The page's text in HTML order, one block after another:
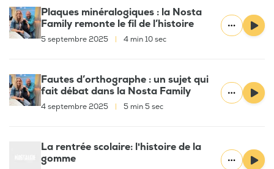
Plaques minéralogiques : la Nosta
Family remonte le fil de l’histoire
5 septembre 2025 4 min 10 sec
Fautes d’orthographe : un sujet qui
fait débat dans la Nosta Family
4 septembre 2025 5 min 5 sec
La rentrée scolaire: l'histoire de la
gomme